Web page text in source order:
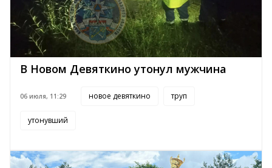
В Новом Девяткино утонул мужчина
06 июля, 11:29 новое девяткино труп
утонувший